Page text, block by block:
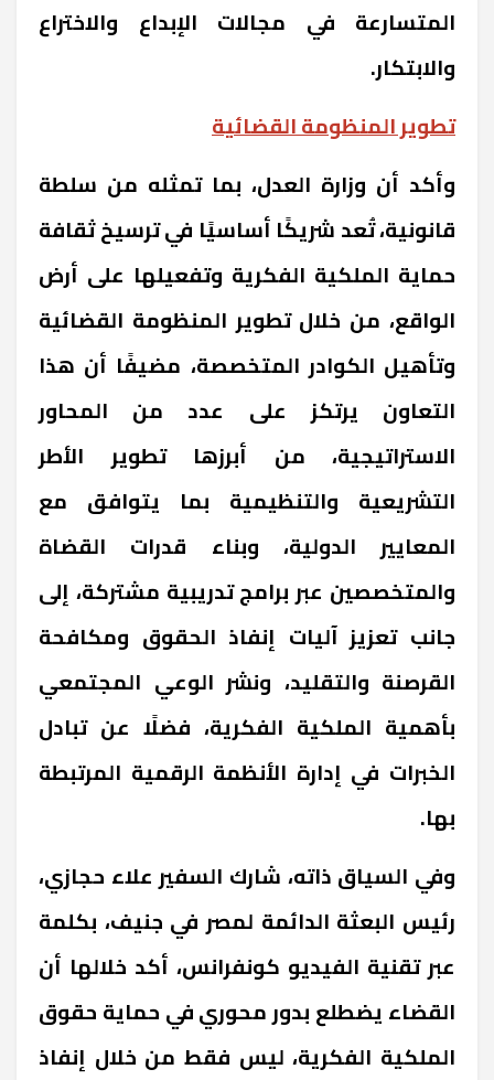
المتسارعة في مجالات الإبداع والاختراع
والابتكار.
تطوير المنظومة القضائية
وأكد أن وزارة العدل، بما تمثله من سلطة
قانونية، تُعد شريكًا أساسيًا في ترسيخ ثقافة
حماية الملكية الفكرية وتفعيلها على أرض
الواقع، من خلال تطوير المنظومة القضائية
وتأهيل الكوادر المتخصصة، مضيفًا أن هذا
التعاون يرتكز على عدد من المحاور
الاستراتيجية، من أبرزها تطوير الأطر
التشريعية والتنظيمية بما يتوافق مع
المعايير الدولية، وبناء قدرات القضاة
والمتخصصين عبر برامج تدريبية مشتركة، إلى
جانب تعزيز آليات إنفاذ الحقوق ومكافحة
القرصنة والتقليد، ونشر الوعي المجتمعي
بأهمية الملكية الفكرية، فضلًا عن تبادل
الخبرات في إدارة الأنظمة الرقمية المرتبطة
بها.
وفي السياق ذاته، شارك السفير علاء حجازي،
رئيس البعثة الدائمة لمصر في جنيف، بكلمة
عبر تقنية الفيديو كونفرانس، أكد خلالها أن
القضاء يضطلع بدور محوري في حماية حقوق
الملكية الفكرية، ليس فقط من خلال إنفاذ